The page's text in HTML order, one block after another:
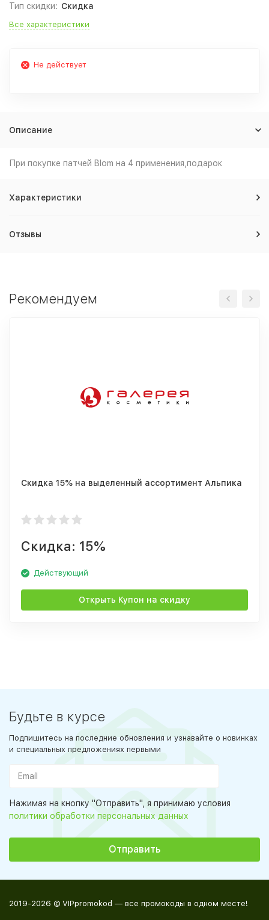
Тип скидки: Скидка
Все характеристики
Не действует
Описание
При покупке патчей Blom на 4 применения,подарок
Характеристики
Отзывы
Рекомендуем
Скидка 15% на выделенный ассортимент Альпика
Скидка: 15%
Действующий
Открыть Купон на скидку
Будьте в курсе
Подпишитесь на последние обновления и узнавайте о новинках
и специальных предложениях первыми
Нажимая на кнопку "Отправить", я принимаю условия
политики обработки персональных данных
2019-2026 © VIPpromokod — все промокоды в одном месте!